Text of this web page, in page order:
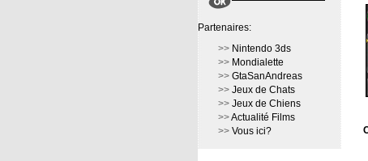
Partenaires:
>> Nintendo 3ds
>> Mondialette
>> GtaSanAndreas
>> Jeux de Chats
>> Jeux de Chiens
>>Actualité Films
>> Vous ici?